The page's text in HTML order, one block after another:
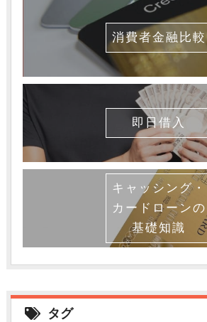
消費者金融比較
即日借入
キャッシング・
カードローンの
基礎知識
タグ